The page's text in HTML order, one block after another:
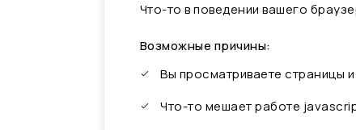
Что-то в поведении вашего
Возможные причины:
Вы просматриваете страницы
Что-то мешает работе